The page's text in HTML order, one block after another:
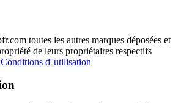
toutes les autres marques déposées et
de leurs propriétaires respectifs
Conditions d''utilisation